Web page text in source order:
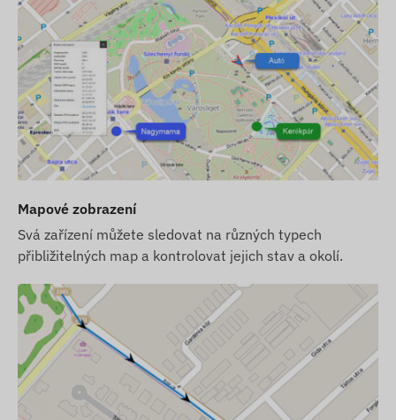
Mapové zobrazení
Svá zařízení můžete sledovat na různých typech
přibližitelných map a kontrolovat jejich stav a okolí.